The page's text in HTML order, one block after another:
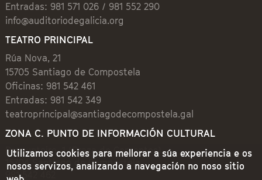
Entradas: 981 571 026 / 981 552 290
info@auditoriodegalicia.org
TEATRO PRINCIPAL
Rúa Nova, 21
15705 Santiago de Compostela
Oficinas: 981 542 461
Entradas: 981 542 349
teatroprincipal@santiagodecompostela.gal
ZONA C. PUNTO DE INFORMACIÓN CULTURAL
Preguntoiro, 1 (Praza de Cervantes)
15704 Santiago de Compostela
981 542 462
Utilizamos cookies para mellorar a súa experiencia e os
nosos servizos, analizando a navegación no noso sitio